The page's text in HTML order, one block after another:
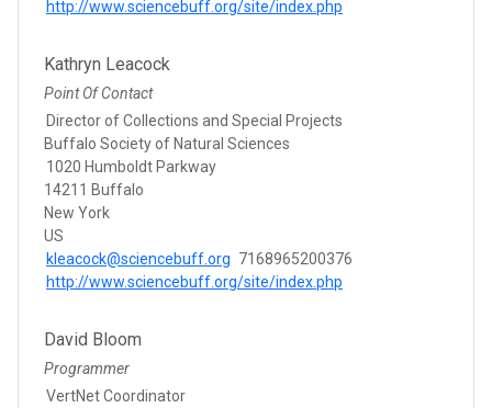
http://www.sciencebuff.org/site/index.php
Kathryn Leacock
Point Of Contact
Director of Collections and Special Projects
Buffalo Society of Natural Sciences
1020 Humboldt Parkway
14211 Buffalo
New York
US
kleacock@sciencebuff.org 7168965200376
http://www.sciencebuff.org/site/index.php
David Bloom
Programmer
VertNet Coordinator